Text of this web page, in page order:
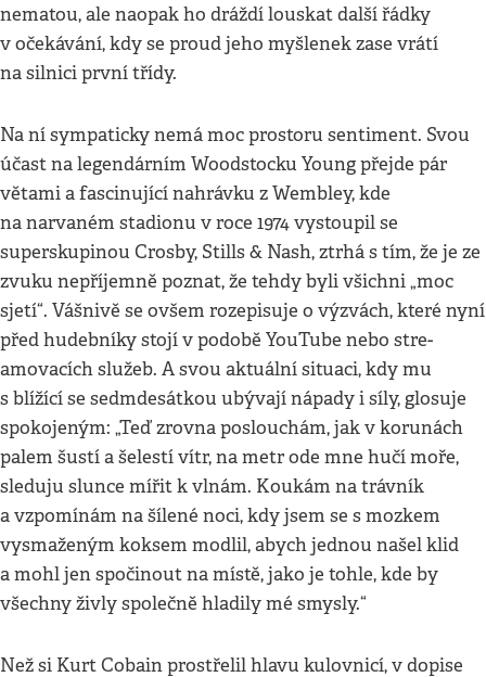
nematou, ale naopak ho dráždí louskat další řádky
v očekávání, kdy se proud jeho myšlenek zase vrátí
na silnici první třídy.
Na ní sympaticky nemá moc prostoru sentiment. Svou
účast na legendárním Woodstocku Young přejde pár
větami a fascinující nahrávku z Wembley, kde
na narvaném stadionu v roce 1974 vystoupil se
superskupinou Crosby, Stills & Nash, ztrhá s tím, že je ze
zvuku nepříjemně poznat, že tehdy byli všichni „moc
sjetí“. Vášnivě se ovšem rozepisuje o výzvách, které nyní
před hudebníky stojí v podobě YouTube nebo stre­
amovacích služeb. A svou aktuální situaci, kdy mu
s blížící se sedmdesátkou ubývají nápady i síly, glosuje
spokojeným: „Teď zrovna poslouchám, jak v korunách
palem šustí a šelestí vítr, na metr ode mne hučí moře,
sleduju slunce mířit k vlnám. Koukám na trávník
a vzpomínám na šílené noci, kdy jsem se s mozkem
vysmaženým koksem modlil, abych jednou našel klid
a mohl jen spočinout na místě, jako je tohle, kde by
všechny živly společně hladily mé smysly.“
Než si Kurt Cobain prostřelil hlavu kulovnicí, v dopise